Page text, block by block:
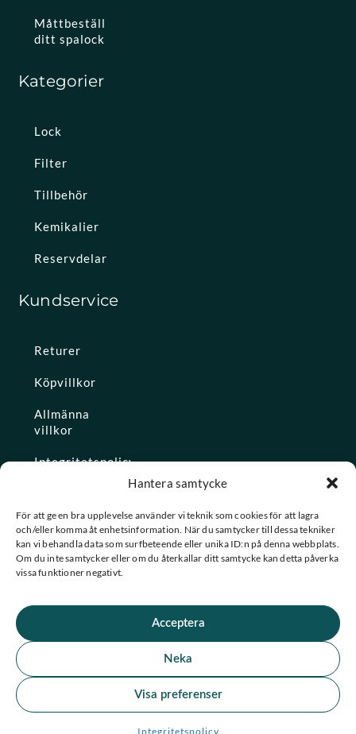
Hantera samtycke
För att ge en bra upplevelse använder vi teknik som cookies för att lagra
och/eller komma åt enhetsinformation. När du samtycker till dessa tekniker
kan vi behandla data som surfbeteende eller unika ID:n på denna webbplats.
Om du inte samtycker eller om du återkallar ditt samtycke kan detta påverka
vissa funktioner negativt.
Acceptera
Neka
Visa preferenser
Integritetspolicy
Måttbeställ
ditt spalock
Kategorier
Lock
Filter
Tillbehör
Kemikalier
Reservdelar
Kundservice
Returer
Köpvillkor
Allmänna
villkor
Integritetspolicy
Konto
★ Trustpilot
Se alla våra omdömen
© 2026 Spashopen. Alla rättigheter förbehållna.